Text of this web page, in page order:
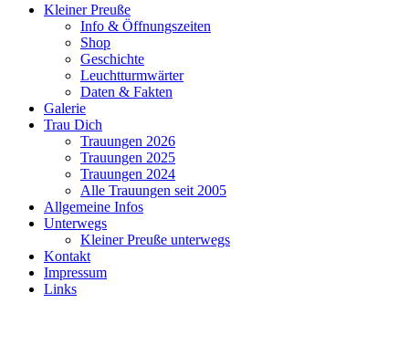
Kleiner Preuße
Info & Öffnungszeiten
Shop
Geschichte
Leuchtturmwärter
Daten & Fakten
Galerie
Trau Dich
Trauungen 2026
Trauungen 2025
Trauungen 2024
Alle Trauungen seit 2005
Allgemeine Infos
Unterwegs
Kleiner Preuße unterwegs
Kontakt
Impressum
Links